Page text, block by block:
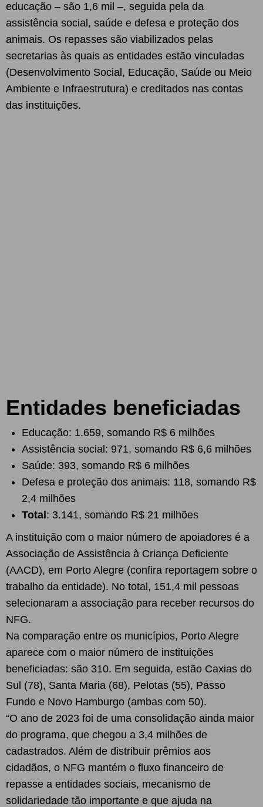
educação – são 1,6 mil –, seguida pela da
assistência social, saúde e defesa e proteção dos
animais. Os repasses são viabilizados pelas
secretarias às quais as entidades estão vinculadas
(Desenvolvimento Social, Educação, Saúde ou Meio
Ambiente e Infraestrutura) e creditados nas contas
das instituições.
Entidades beneficiadas
Educação: 1.659, somando R$ 6 milhões
Assistência social: 971, somando R$ 6,6 milhões
Saúde: 393, somando R$ 6 milhões
Defesa e proteção dos animais: 118, somando R$
2,4 milhões
Total : 3.141, somando R$ 21 milhões
A instituição com o maior número de apoiadores é a
Associação de Assistência à Criança Deficiente
(AACD), em Porto Alegre (confira reportagem sobre o
trabalho da entidade). No total, 151,4 mil pessoas
selecionaram a associação para receber recursos do
NFG.
Na comparação entre os municípios, Porto Alegre
aparece com o maior número de instituições
beneficiadas: são 310. Em seguida, estão Caxias do
Sul (78), Santa Maria (68), Pelotas (55), Passo
Fundo e Novo Hamburgo (ambas com 50).
“O ano de 2023 foi de uma consolidação ainda maior
do programa, que chegou a 3,4 milhões de
cadastrados. Além de distribuir prêmios aos
cidadãos, o NFG mantém o fluxo financeiro de
repasse a entidades sociais, mecanismo de
solidariedade tão importante e que ajuda na